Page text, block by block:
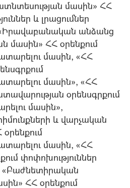
մասին» ՀՀ
և լրացումներ
անձանց
ՀՀ օրենքում
մասին, «ՀՀ
մասին», «ՀՀ
օրենսգրքում
մասին»,
և վարչական
մասին, «ՀՀ
փոփոխություններ
«Բաժնետիրական
ՀՀ օրենքում